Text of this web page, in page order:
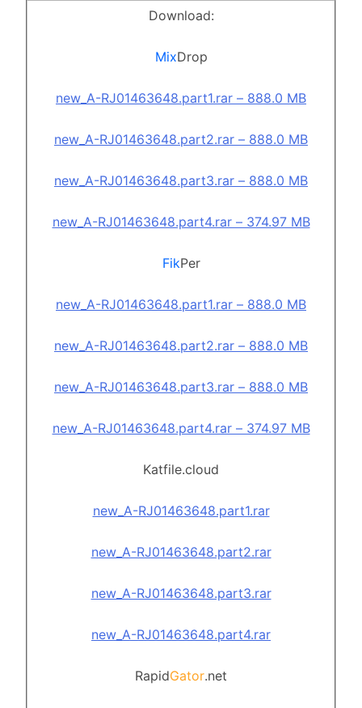
Download:
MixDrop
new_A-RJ01463648.part1.rar – 888.0 MB
new_A-RJ01463648.part2.rar – 888.0 MB
new_A-RJ01463648.part3.rar – 888.0 MB
new_A-RJ01463648.part4.rar – 374.97 MB
FikPer
new_A-RJ01463648.part1.rar – 888.0 MB
new_A-RJ01463648.part2.rar – 888.0 MB
new_A-RJ01463648.part3.rar – 888.0 MB
new_A-RJ01463648.part4.rar – 374.97 MB
Katfile.cloud
new_A-RJ01463648.part1.rar
new_A-RJ01463648.part2.rar
new_A-RJ01463648.part3.rar
new_A-RJ01463648.part4.rar
RapidGator.net